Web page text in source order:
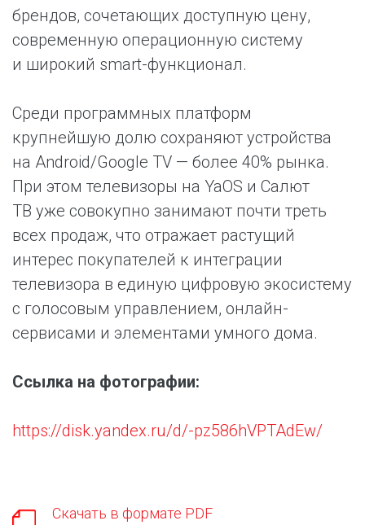
брендов, сочетающих доступную цену,
современную операционную систему
и широкий smart-функционал.
Среди программных платформ
крупнейшую долю сохраняют устройства
на Android/Google TV — более 40% рынка.
При этом телевизоры на YaOS и Салют
ТВ уже совокупно занимают почти треть
всех продаж, что отражает растущий
интерес покупателей к интеграции
телевизора в единую цифровую экосистему
с голосовым управлением, онлайн-
сервисами и элементами умного дома.
Ссылка на фотографии:
https://disk.yandex.ru/d/-pz586hVPTAdEw/
Скачать в формате PDF